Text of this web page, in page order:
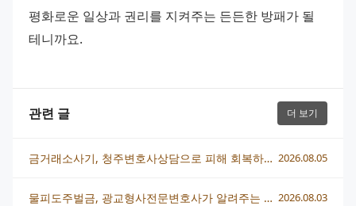
평화로운 일상과 권리를 지켜주는 든든한 방패가 될
테니까요.
관련 글 더 보기
금거래소사기, 청주변호사상담으로 피해 회복하는 현실적인 방법 2026.08.05
물피도주벌금, 광교형사전문변호사가 알려주는 처벌 수위와 실전 대응법 2026.08.03